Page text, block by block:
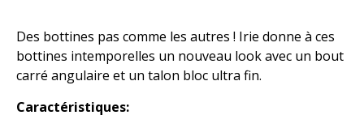
Des bottines pas comme les autres ! Irie donne à ces
bottines intemporelles un nouveau look avec un bout
carré angulaire et un talon bloc ultra fin.
Caractéristiques: